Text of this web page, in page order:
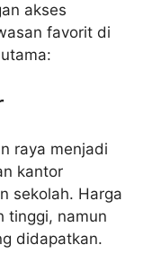
akses
favorit di
raya menjadi
kantor
sekolah. Harga
tinggi, namun
didapatkan.